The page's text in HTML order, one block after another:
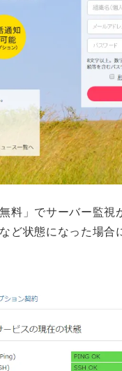
料」でサーバー監視
ど状態になった場合